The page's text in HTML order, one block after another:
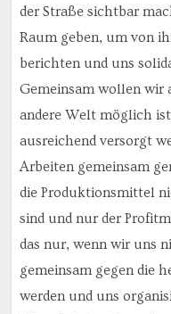
der Straße sichtbar
Raum geben, um von
berichten und uns
Gemeinsam wollen wir
andere Welt möglich
ausreichend versorgt
Arbeiten gemeinsam
die Produktionsmittel
sind und nur der
das nur, wenn wir uns
gemeinsam gegen die
werden und uns